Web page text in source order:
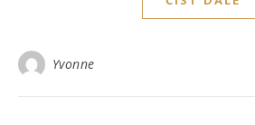
Yvonne